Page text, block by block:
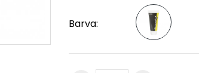
Barva: